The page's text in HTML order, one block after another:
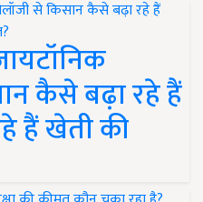
कैसे बढ़ा रहे हैं
हैं खेती की